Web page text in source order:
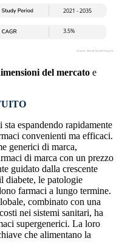
del mercato e
espandendo rapidamente
convenienti ma efficaci.
generici di marca,
di marca con un prezzo
guidato dalla crescente
diabete, le patologie
farmaci a lungo termine.
combinato con una
nei sistemi sanitari, ha
supergenerici. La loro
che alimentano la